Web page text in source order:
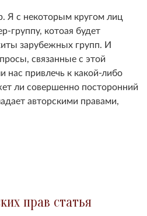
Я с некоторым кругом лиц
группу, котоая будет
зарубежных групп. И
связанные с этой
нас привлечь к какой-либо
ли совершенно посторонний
авторскими правами,
прав статья